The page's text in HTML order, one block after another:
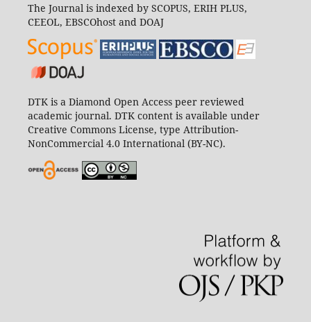
The Journal is indexed by SCOPUS, ERIH PLUS,
CEEOL, EBSCOhost and DOAJ
DTK is a Diamond Open Access peer reviewed
academic journal. DTK content is available under
Creative Commons License, type Attribution-
NonCommercial 4.0 International (BY-NC).